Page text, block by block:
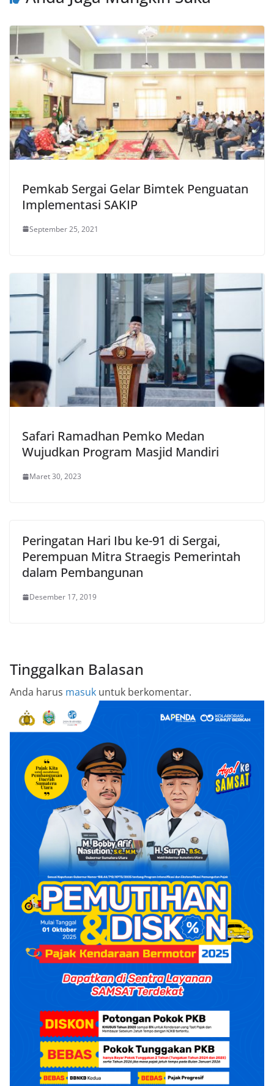
Pemkab Sergai Gelar Bimtek Penguatan
Implementasi SAKIP
September 25, 2021
Safari Ramadhan Pemko Medan
Wujudkan Program Masjid Mandiri
Maret 30, 2023
Peringatan Hari Ibu ke-91 di Sergai,
Perempuan Mitra Straegis Pemerintah
dalam Pembangunan
Desember 17, 2019
Tinggalkan Balasan
Anda harus masuk untuk berkomentar.